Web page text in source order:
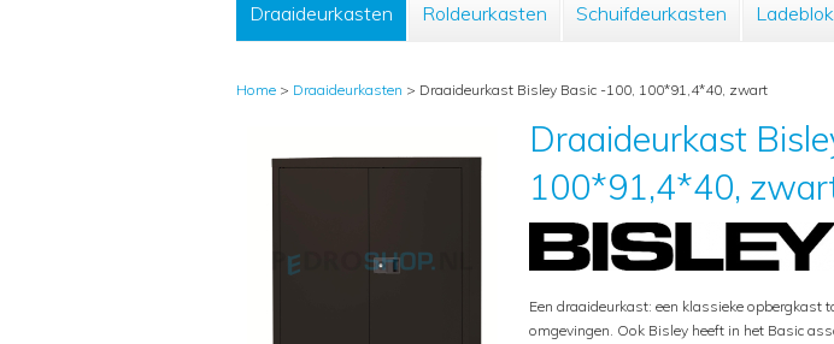
Draaideurkasten Roldeurkasten Schuifdeurkasten
Home > Draaideurkasten > Draaideurkast Bisley Basic -100, 100*91,4*40, zwart
Draaideurkast
100*91,4*40,
Een draaideurkast: een klassieke opbergkast
omgevingen. Ook Bisley heeft in het Basic